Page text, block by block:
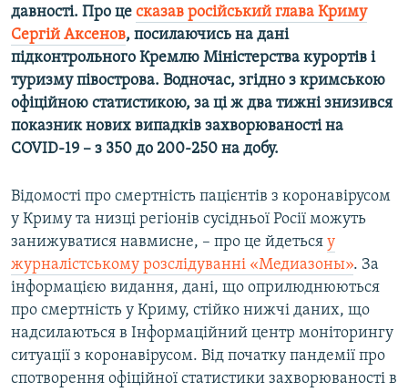
давності. Про це сказав російський глава Криму
Сергій Аксенов, посилаючись на дані
підконтрольного Кремлю Міністерства курортів і
туризму півострова. Водночас, згідно з кримською
офіційною статистикою, за ці ж два тижні знизився
показник нових випадків захворюваності на
COVID-19 – з 350 до 200-250 на добу.
Відомості про смертність пацієнтів з коронавірусом
у Криму та низці регіонів сусідньої Росії можуть
занижуватися навмисне, – про це йдеться у
журналістському розслідуванні «Медиазоны». За
інформацією видання, дані, що оприлюднюються
про смертність у Криму, стійко нижчі даних, що
надсилаються в Інформаційний центр моніторингу
ситуації з коронавірусом. Від початку пандемії про
спотворення офіційної статистики захворюваності в